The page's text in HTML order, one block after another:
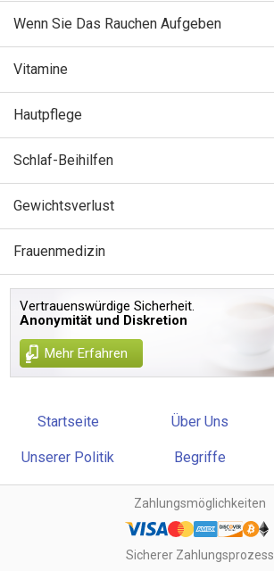
Wenn Sie Das Rauchen Aufgeben
Vitamine
Hautpflege
Schlaf-Beihilfen
Gewichtsverlust
Frauenmedizin
Vertrauenswürdige Sicherheit.
Anonymität und Diskretion
Mehr Erfahren
Startseite Über Uns
Unserer Politik Begriffe
Zahlungsmöglichkeiten
Sicherer Zahlungsprozess